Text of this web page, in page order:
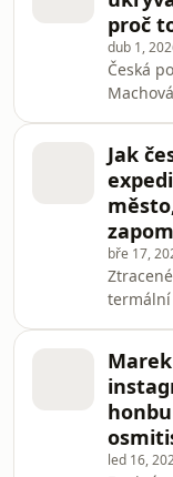
našeho
proč
dub 1,
Česká
a proč
půda?
Jak
bře 17,
termální
led 16,